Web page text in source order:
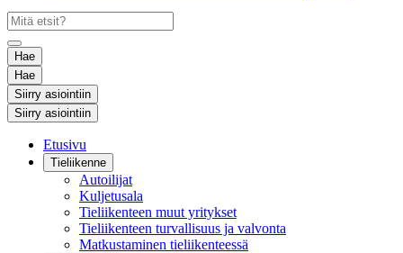
Hae
Hae
Siirry asiointiin
Siirry asiointiin
Etusivu
Tieliikenne
Autoilijat
Kuljetusala
Tieliikenteen muut yritykset
Tieliikenteen turvallisuus ja valvonta
Matkustaminen tieliikenteessä